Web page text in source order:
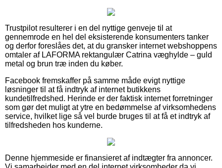
Trustpilot resulterer i en del nyttige genveje til at
gennemrode en hel del eksisterende konsumenters tanker
og derfor foreslåes det, at du gransker internet webshoppens
omtaler af LAFORMA rektangulær Catrina væghylde – guld
metal og brun træ inden du køber.
Facebook fremskaffer på samme måde evigt nyttige
løsninger til at få indtryk af internet butikkens
kundetilfredshed. Herinde er der faktisk internet forretninger
som gør det muligt at ytre en bedømmelse af virksomhedens
service, hvilket lige så vel burde bruges til at få et indtryk af
tilfredsheden hos kunderne.
Denne hjemmeside er finansieret af indtægter fra annoncer.